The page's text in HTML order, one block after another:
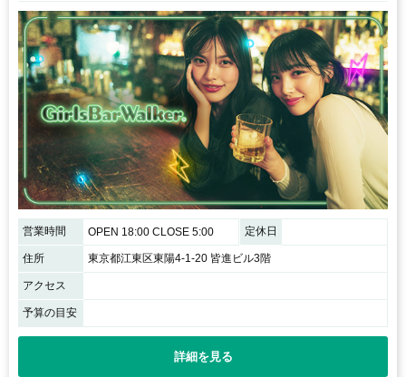
営業時間 OPEN 18:00 CLOSE 5:00 定休日
住所 東京都江東区東陽4-1-20 皆進ビル3階
アクセス
予算の目安
詳細を見る